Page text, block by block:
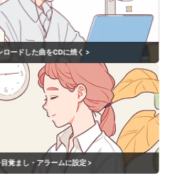
ードした曲をCDに焼く >
覚まし・アラームに設定 >